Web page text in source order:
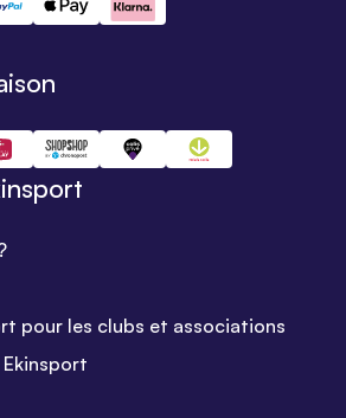
pour les clubs et associations